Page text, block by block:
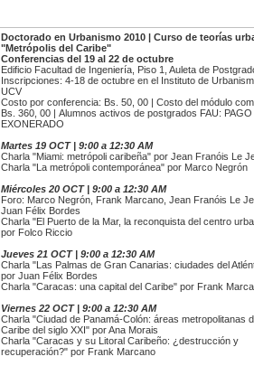
Doctorado en Urbanismo 2010 | Curso de teorías
"Metrópolis del Caribe"
Conferencias del 19 al 22 de octubre
Edificio Facultad de Ingeniería, Piso 1, Auleta de
Inscripciones: 4-18 de octubre en el Instituto de
UCV
Costo por conferencia: Bs. 50, 00 | Costo del módulo
Bs. 360, 00 | Alumnos activos de postgrados FAU: PAGO
EXONERADO
Martes 19 OCT | 9:00 a 12:30 AM
Charla "Miami: metrópoli caribeña" por Jean Franóis Le
Charla "La metrópoli contemporánea" por Marco Negrón
Miércoles 20 OCT | 9:00 a 12:30 AM
Foro: Marco Negrón, Frank Marcano, Jean Franóis Le
Juan Félix Bordes
Charla "El Puerto de la Mar, la reconquista del centro
por Folco Riccio
Jueves 21 OCT | 9:00 a 12:30 AM
Charla "Las Palmas de Gran Canarias: ciudades del
por Juan Félix Bordes
Charla "Caracas: una capital del Caribe" por Frank
Viernes 22 OCT | 9:00 a 12:30 AM
Charla "Ciudad de Panamá-Colón: áreas metropolitanas
Caribe del siglo XXI" por Ana Morais
Charla "Caracas y su Litoral Caribeño: ¿destrucción y
recuperación?" por Frank Marcano